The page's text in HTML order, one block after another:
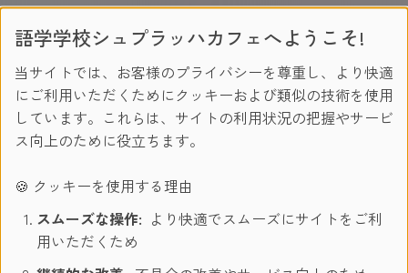
て、話す・聞く力をしっかり伸ばします。
レベルチェックテスト
シュプラッハカフェ独自のプレイスメントテスト（語学レベ
り分けます。
語学学校シュプラッハカフェへようこそ!
当サイトでは、お客様のプライバシーを尊重し、より快適
にご利用いただくためにクッキーおよび類似の技術を使用
しています。これらは、サイトの利用状況の把握やサービ
ス向上のために役立ちます。
🍪 クッキーを使用する理由
スムーズな操作: より快適でスムーズにサイトをご利
用いただくため